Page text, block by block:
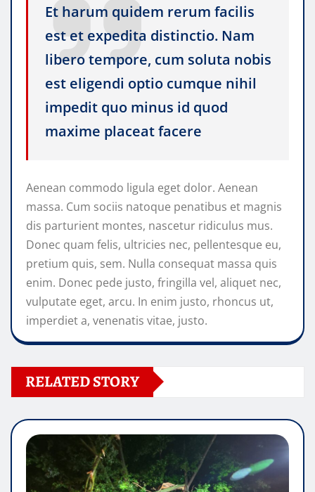
Et harum quidem rerum facilis
est et expedita distinctio. Nam
libero tempore, cum soluta nobis
est eligendi optio cumque nihil
impedit quo minus id quod
maxime placeat facere
Aenean commodo ligula eget dolor. Aenean
massa. Cum sociis natoque penatibus et magnis
dis parturient montes, nascetur ridiculus mus.
Donec quam felis, ultricies nec, pellentesque eu,
pretium quis, sem. Nulla consequat massa quis
enim. Donec pede justo, fringilla vel, aliquet nec,
vulputate eget, arcu. In enim justo, rhoncus ut,
imperdiet a, venenatis vitae, justo.
RELATED STORY